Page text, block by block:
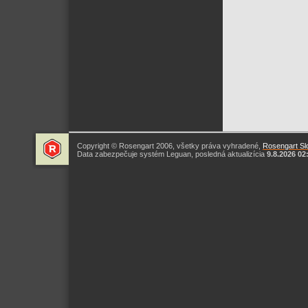
Copyright © Rosengart 2006, všetky práva vyhradené, Rosengart
Data zabezpečuje systém Leguan, posledná aktualizícia 9.8.2026